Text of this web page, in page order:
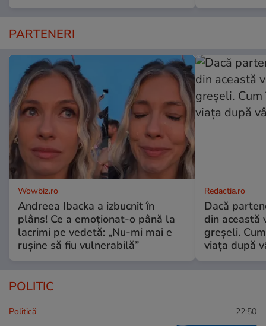
PARTENERI
Wowbiz.ro
Andreea Ibacka a izbucnit în
plâns! Ce a emoționat-o până la
lacrimi pe vedetă: „Nu-mi mai e
rușine să fiu vulnerabilă”
Redactia.ro
Dacă
din această
greșeli.
viața după
POLITIC
Politică 22:50